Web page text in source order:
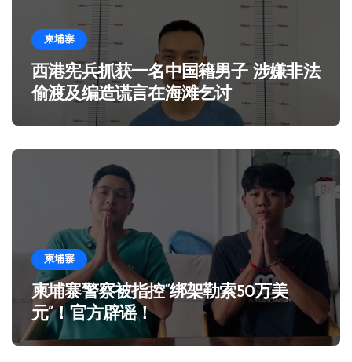
柬埔寨
西港宪兵抓获一名中国籍男子 涉嫌非法
偷渡及编造谎言在海滩乞讨
柬埔寨
柬埔寨警察被指控“绑架勒索50万美
元”！官方辟谣！